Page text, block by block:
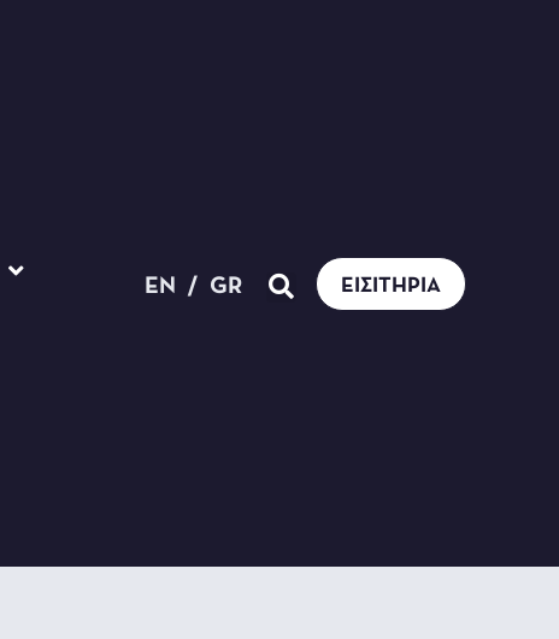
EN / GR ΕΙΣΙΤΉΡΙΑ